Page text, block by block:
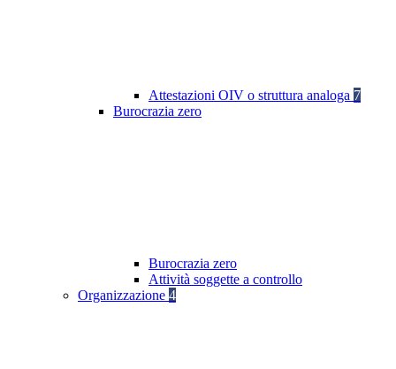
Attestazioni OIV o struttura analoga 7
Burocrazia zero
Burocrazia zero
Attività soggette a controllo
Organizzazione 4